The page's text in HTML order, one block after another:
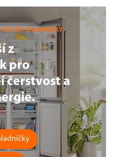
CHLADNIČKY
z
pro
čerstvost a